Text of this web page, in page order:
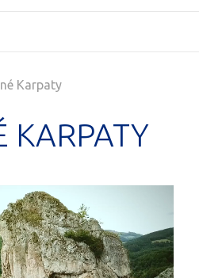
Karpaty
KARPATY